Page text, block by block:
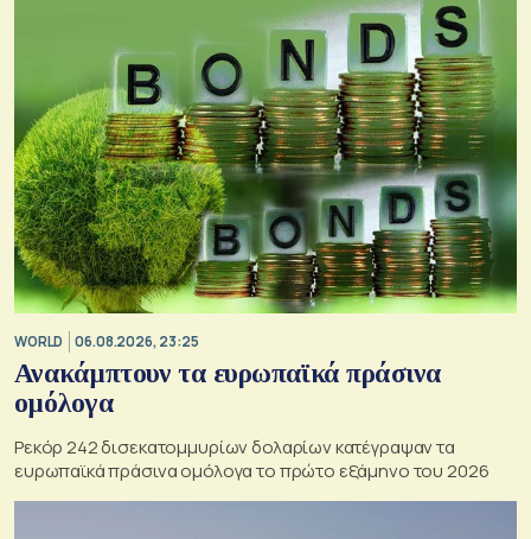
WORLD 06.08.2026, 23:25
Ανακάμπτουν τα ευρωπαϊκά πράσινα
ομόλογα
Ρεκόρ 242 δισεκατομμυρίων δολαρίων κατέγραψαν τα
ευρωπαϊκά πράσινα ομόλογα το πρώτο εξάμηνο του 2026